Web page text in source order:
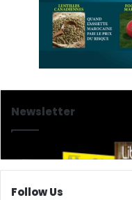
Newsletter
Follow Us